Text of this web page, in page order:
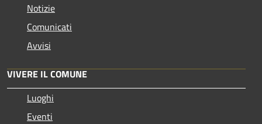
Notizie
Comunicati
Avvisi
VIVERE IL COMUNE
Luoghi
Eventi